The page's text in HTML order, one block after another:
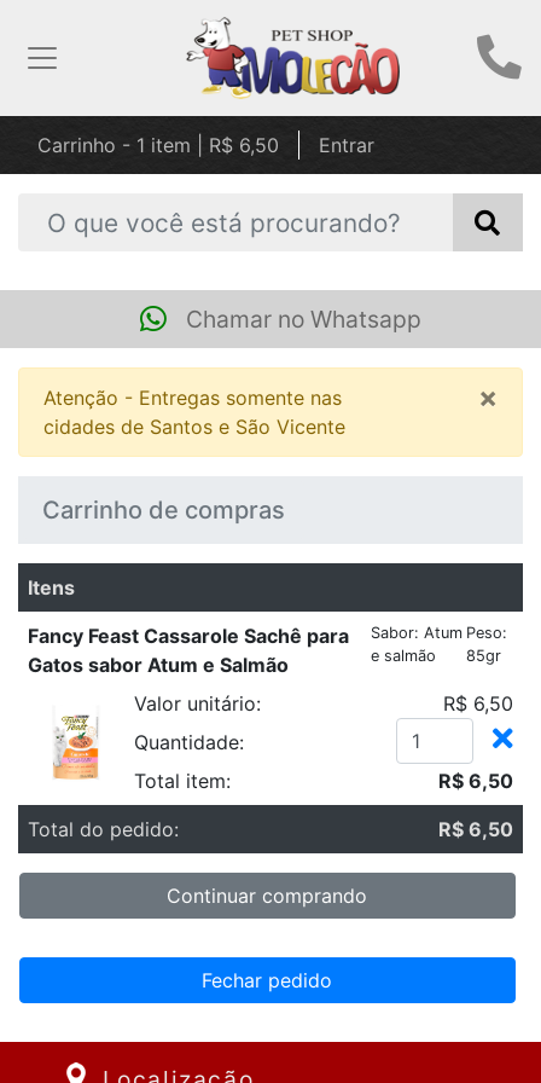
Carrinho - 1 item | R$ 6,50 Entrar
Chamar no Whatsapp
Atenção - Entregas somente nas
cidades de Santos e São Vicente
×
Carrinho de compras
Itens
Fancy Feast Cassarole Sachê para
Gatos sabor Atum e Salmão
Sabor: Atum
e salmão
Peso:
85gr
Valor unitário:
R$ 6,50
Quantidade:
Total item:
R$ 6,50
Total do pedido:
R$ 6,50
Continuar comprando
Fechar pedido